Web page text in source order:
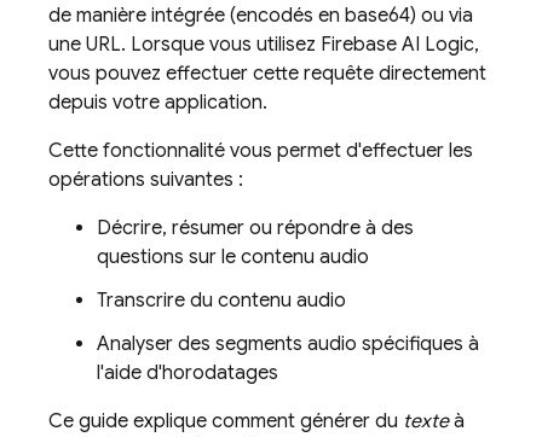
de manière intégrée (encodés en base64) ou via
une URL. Lorsque vous utilisez Firebase AI Logic,
vous pouvez effectuer cette requête directement
depuis votre application.
Cette fonctionnalité vous permet d'effectuer les
opérations suivantes :
Décrire, résumer ou répondre à des
questions sur le contenu audio
Transcrire du contenu audio
Analyser des segments audio spécifiques à
l'aide d'horodatages
Ce guide explique comment générer du texteà